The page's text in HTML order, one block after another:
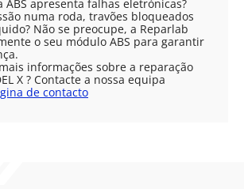
ABS apresenta falhas eletrónicas?
numa roda, travões bloqueados
Não se preocupe, a Reparlab
o seu módulo ABS para garantir
informações sobre a reparação
X ? Contacte a nossa equipa
de contacto